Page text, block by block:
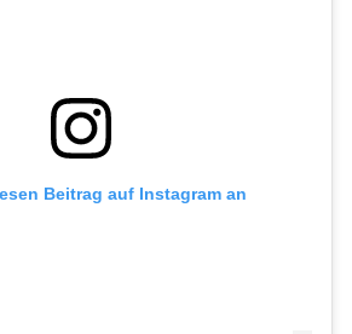
Beitrag auf Instagram an